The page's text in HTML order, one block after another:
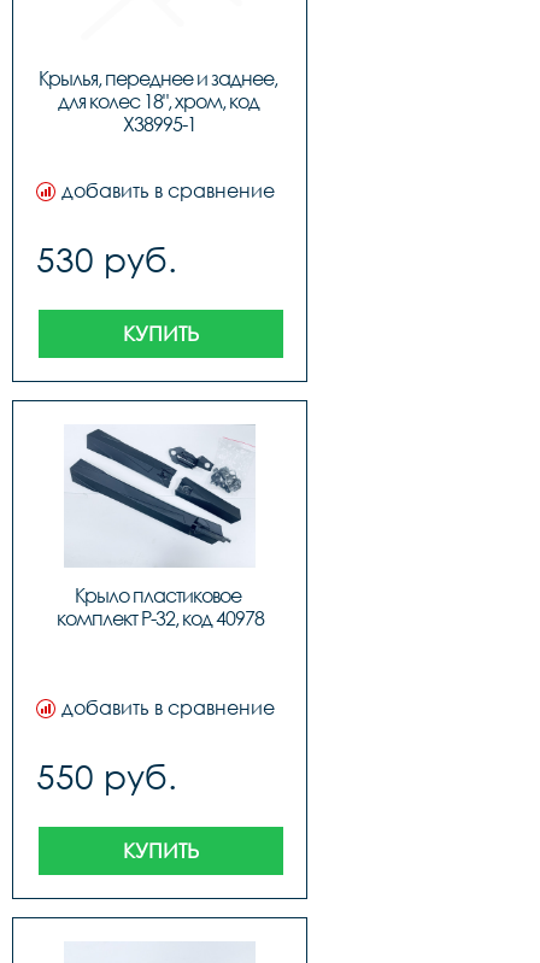
Крылья, переднее и заднее,
для колес 18", хром, код
Х38995-1
добавить в сравнение
530 руб.
КУПИТЬ
Крыло пластиковое
комплект P-32, код 40978
добавить в сравнение
550 руб.
КУПИТЬ